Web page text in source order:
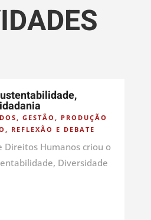
, GESTÃO , PRODUÇÃO
, REFLEXÃO E DEBATE
Direitos Humanos criou o
Diversidade